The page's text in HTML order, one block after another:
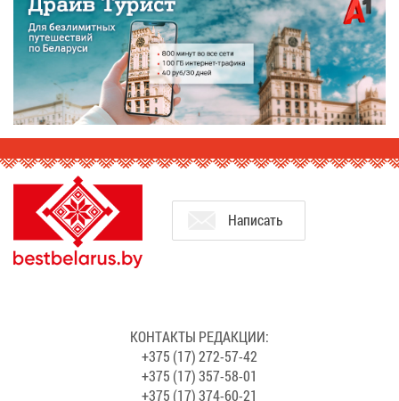
На­пи­сать
КОН­ТАК­ТЫ РЕ­ДАК­ЦИИ:
+375 (17) 272-57-42
+375 (17) 357-58-01
+375 (17) 374-60-21